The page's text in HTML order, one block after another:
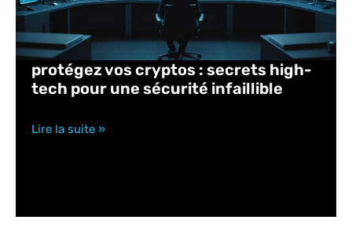
protégez vos cryptos : secrets high-
tech pour une sécurité infaillible
Lire la suite »